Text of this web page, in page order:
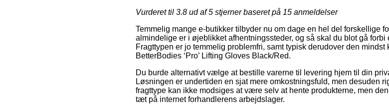
Vurderet til 3.8 ud af 5 stjerner baseret på 15 anmeldelser
Temmelig mange e-butikker tilbyder nu om dage en hel del forskellige
almindelige er i øjeblikket afhentningssteder, og så skal du blot gå
Fragttypen er jo temmelig problemfri, samt typisk derudover den
BetterBodies ‘Pro’ Lifting Gloves Black/Red.
Du burde alternativt vælge at bestille varerne til levering hjem til din
Løsningen er undertiden en sjat mere omkostningsfuld, men desuden
fragttype kan ikke modsiges at være selv at hente produkterne, men
tæt på internet forhandlerens arbejdslager.